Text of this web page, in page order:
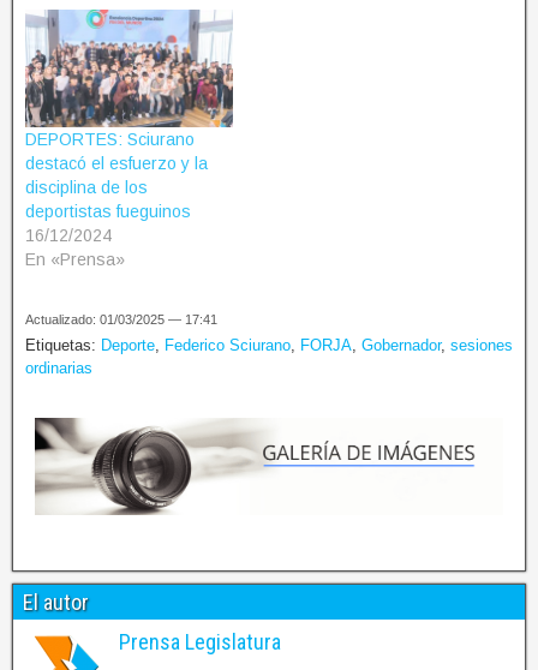
DEPORTES: Sciurano
destacó el esfuerzo y la
disciplina de los
deportistas fueguinos
16/12/2024
En «Prensa»
Actualizado: 01/03/2025 — 17:41
Etiquetas: Deporte, Federico Sciurano, FORJA, Gobernador, sesiones
ordinarias
El autor
Prensa Legislatura